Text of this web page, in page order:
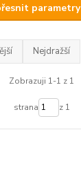
parametry
Nejdražší
Zobrazuji 1-1 z 1
strana z 1